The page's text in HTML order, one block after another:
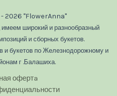
2026 "FlowerAnna"
широкий и разнообразный
и сборных букетов.
и букетов по Железнодорожному и
г .Балашиха.
офертa